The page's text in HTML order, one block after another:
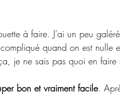
à faire. J'ai un peu
quand on est nulle
je ne sais pas quoi en
bon et vraiment facile.